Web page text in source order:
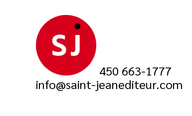
450 663-1777
info@saint-jeanediteur.com